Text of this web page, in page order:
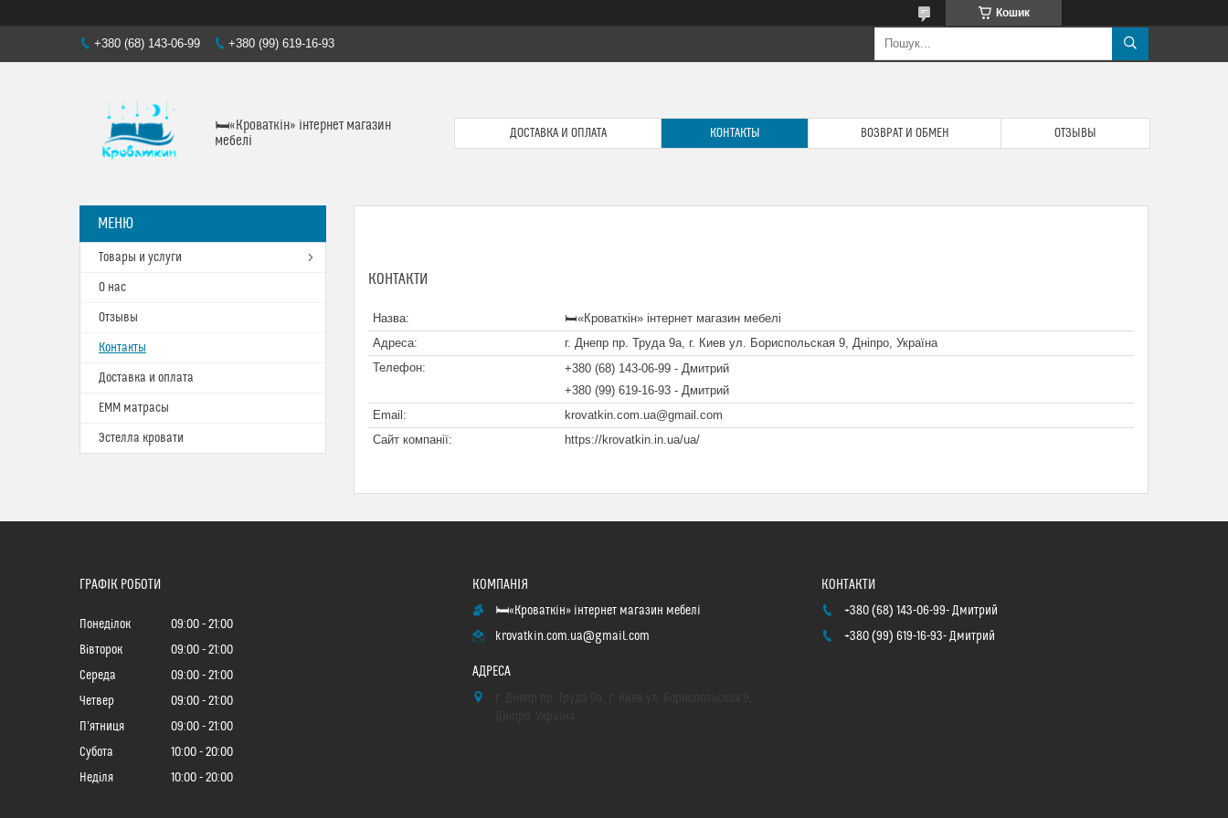
Кошик
+380 (68) 143-06-99 +380 (99) 619-16-93
🛏«Кроваткiн» iнтернет магазин
мебелi
ДОСТАВКА И ОПЛАТА КОНТАКТЫ ВОЗВРАТ И ОБМЕН ОТЗЫВЫ
КОНТАКТИ
🛏«Кроваткiн» iнтернет магазин мебелi
г. Днепр пр. Труда 9а, г. Киев ул. Бориспольская 9, Дніпро, Україна
+380 (68) 143-06-99
Дмитрий
+380 (99) 619-16-93
Дмитрий
krovatkin.com.ua@gmail.com
https://krovatkin.in.ua/ua/
Товары и услуги
О нас
Отзывы
Контакты
Доставка и оплата
ЕММ матрасы
Эстелла кровати
ГРАФІК РОБОТИ
Понеділок 09:00
21:00
Вівторок
09:00
21:00
Середа
09:00
21:00
Четвер
09:00
21:00
Пʼятниця
09:00
21:00
Субота
10:00
20:00
Неділя
10:00 20:00
🛏«Кроваткiн» iнтернет магазин мебелi
krovatkin.com.ua@gmail.com
+380 (68) 143-06-99 Дмитрий
+380 (99) 619-16-93 Дмитрий